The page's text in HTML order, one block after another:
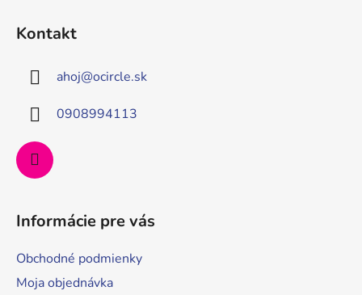
Kontakt
ahoj@ocircle.sk
0908994113
Informácie pre vás
Obchodné podmienky
Moja objednávka